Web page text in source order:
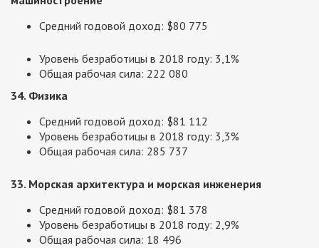
Средний годовой доход: $80 775
Уровень безработицы в 2018 году: 3,1%
Общая рабочая сила: 222 080
34. Физика
Средний годовой доход: $81 112
Уровень безработицы в 2018 году: 3,3%
Общая рабочая сила: 285 737
33. Морская архитектура и морская инженерия
Средний годовой доход: $81 378
Уровень безработицы в 2018 году: 2,9%
Общая рабочая сила: 18 496